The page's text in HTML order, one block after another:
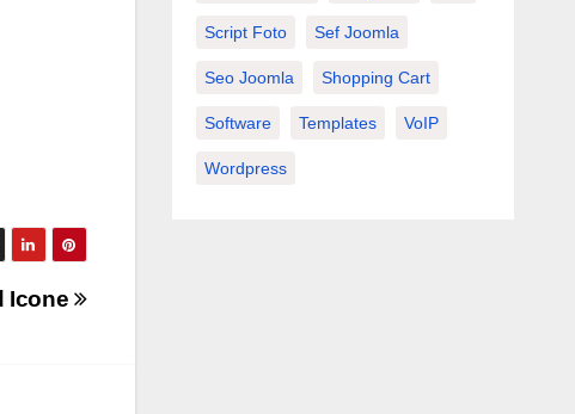
Icone
Script Foto Sef Joomla
Seo Joomla Shopping Cart
Software Templates VoIP
Wordpress